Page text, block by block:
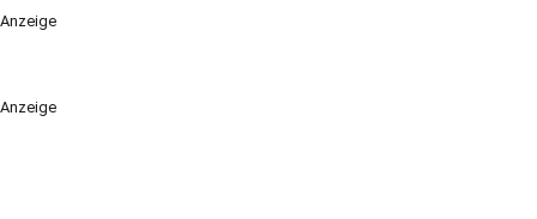
Anzeige
Anzeige